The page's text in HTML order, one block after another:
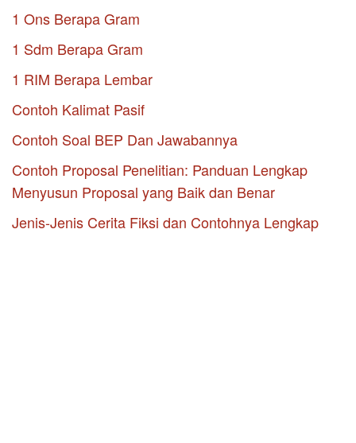
1 Ons Berapa Gram
1 Sdm Berapa Gram
1 RIM Berapa Lembar
Contoh Kalimat Pasif
Contoh Soal BEP Dan Jawabannya
Contoh Proposal Penelitian: Panduan Lengkap
Menyusun Proposal yang Baik dan Benar
Jenis-Jenis Cerita Fiksi dan Contohnya Lengkap